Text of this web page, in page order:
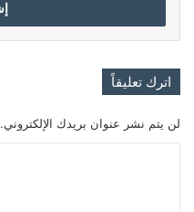
اترك تعليقاً
لن يتم نشر عنوان بريدك الإلكتروني.